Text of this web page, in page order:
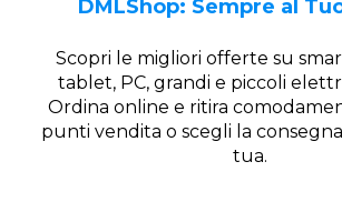
DMLShop: Sempre al
Scopri le migliori offerte su
tablet, PC, grandi e piccoli
Ordina online e ritira
punti vendita o scegli la consegna
tua.